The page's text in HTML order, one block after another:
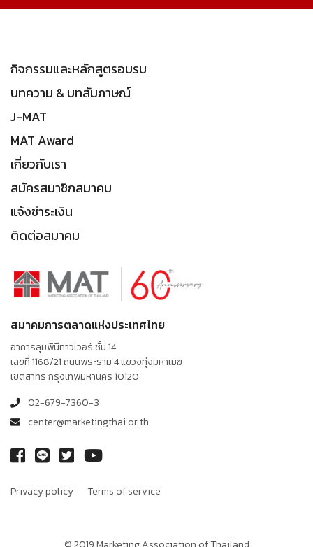
กิจกรรมและหลักสูตรอบรม
บทความ & บทสัมภาษณ์
J-MAT
MAT Award
เกี่ยวกับเรา
สมัครสมาชิกสมาคม
แจ้งชำระเงิน
ติดต่อสมาคม
สมาคมการตลาดแห่งประเทศไทย
อาคารลุมพินีทาวเวอร์ ชั้น 14
เลขที่ 1168/21 ถนนพระราม 4 แขวงทุ่งมหาเมฆ
เขตสาทร กรุงเทพมหานคร 10120
02-679-7360-3
center@marketingthai.or.th
Privacy policy Terms of service